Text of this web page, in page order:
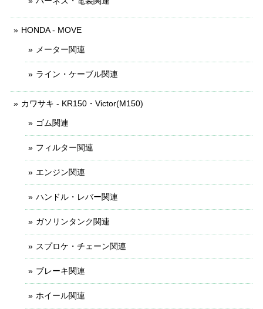
HONDA - MOVE
メーター関連
ライン・ケーブル関連
カワサキ - KR150・Victor(M150)
ゴム関連
フィルター関連
エンジン関連
ハンドル・レバー関連
ガソリンタンク関連
スプロケ・チェーン関連
ブレーキ関連
ホイール関連